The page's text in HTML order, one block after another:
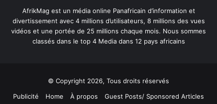
AfrikMag est un média online Panafricain d’information et
divertissement avec 4 millions d’utilisateurs, 8 millions des vues
vidéos et une portée de 25 millions chaque mois. Nous sommes
classés dans le top 4 Media dans 12 pays africains
© Copyright 2026, Tous droits réservés
Publicité
Home À propos Guest Posts/ Sponsored Articles